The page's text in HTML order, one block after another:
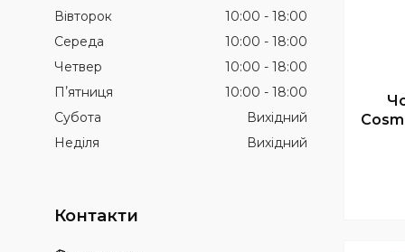
Вівторок
10:00
18:00
Середа
10:00
18:00
Четвер
10:00
18:00
Пʼятниця
10:00
18:00
Субота
Вихідний
Неділя
Вихідний